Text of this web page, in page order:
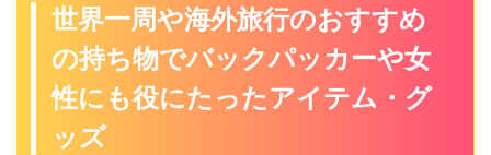
世界一周や海外旅行のおすすめ
の持ち物でバックパッカーや女
性にも役にたったアイテム・グ
ッズ